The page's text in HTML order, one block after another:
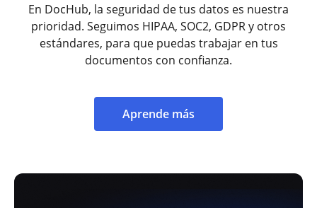
En DocHub, la seguridad de tus datos es nuestra
prioridad. Seguimos HIPAA, SOC2, GDPR y otros
estándares, para que puedas trabajar en tus
documentos con confianza.
Aprende más